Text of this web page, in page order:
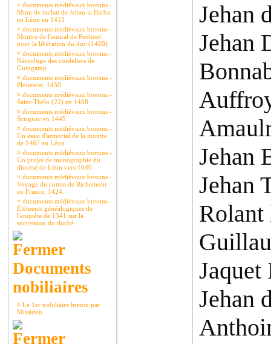
¤ documents médiévaux bretons -
Minu de rachat de Jehan le Barbu
en Léon en 1413
¤ documents médiévaux bretons -
Montre de l'amiral de Penhoet
pour la libération du duc (1420)
¤ documents médiévaux bretons -
Nécrologe des cordeliers de
Guingamp
¤ documents médiévaux bretons -
Plouescat, 1450
¤ documents médiévaux bretons -
Saint-Thélo (22) en 1438
¤ documents médiévaux bretons -
Scrignac en 1445
¤ documents médiévaux bretons -
Un essai d'armorial de la montre
de 1467 en Léon
¤ documents médiévaux bretons -
Un projet de monographie du
diocèse de Léon vers 1640
¤ documents médiévaux bretons -
Voyage du comte de Richemont
en France, 1424.
¤ documents médiévaux bretons -
Éléments généalogiques de
l'enquête de 1341 sur la
succession du duché
Documents
nobiliaires
¤ Le 1er nobiliaire breton par
Missirien
Jehan
Jehan
Jehan
Jehan
Rolant
Jaquet
Jehan